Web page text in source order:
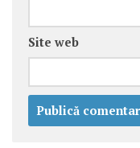
Site web